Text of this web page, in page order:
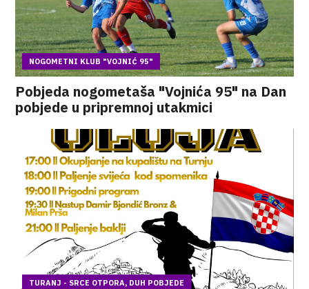
NOGOMETNI KLUB "VOJNIĆ 95"
Pobjeda nogometaša "Vojnića 95" na Dan
pobjede u pripremnoj utakmici
TURANJ - SRCE OTPORA, DUH POBJEDE